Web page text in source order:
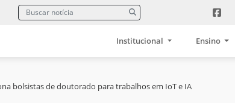
Institucional Ensino
bolsistas de doutorado para trabalhos em IoT e IA